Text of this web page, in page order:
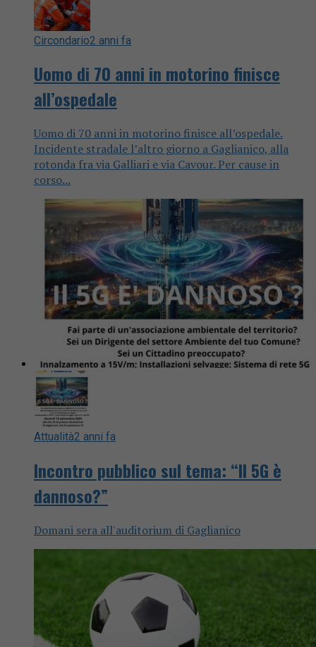
Circondario2 anni fa
Uomo di 70 anni in motorino finisce
all’ospedale
Uomo di 70 anni in motorino finisce all’ospedale.
Incidente stradale l’altro giorno a Gaglianico, alla
rotonda fra via Galliari e via Cavour. Per cause in
corso...
Attualità2 anni fa
Incontro pubblico sul tema: “Il 5G è
dannoso?”
Domani sera all'auditorium di Gaglianico